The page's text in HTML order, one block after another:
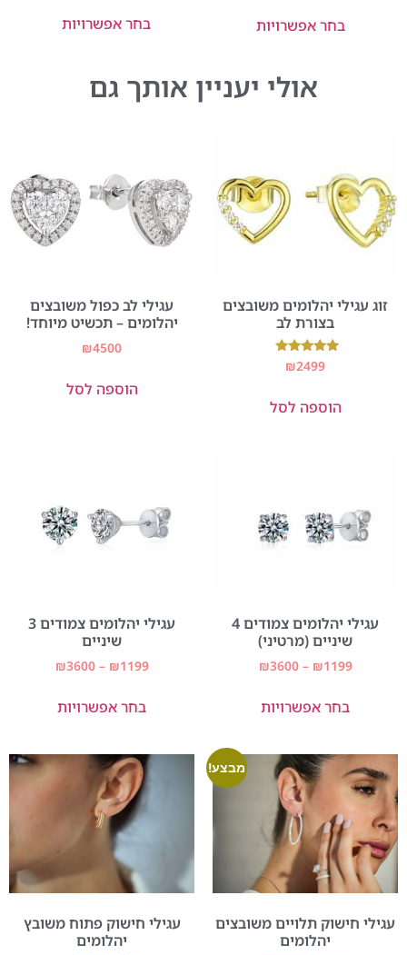
בחר אפשרויות בחר אפשרויות
אולי יעניין אותך גם
זוג עגילי יהלומים משובצים
בצורת לב
דורג
5.00
₪2499
הוספה לסל
עגילי לב כפול משובצים
יהלומים – תכשיט מיוחד!
₪4500
הוספה לסל
עגילי יהלומים צמודים 4
שיניים (מרטיני)
₪1199
–
₪3600
בחר אפשרויות
עגילי יהלומים צמודים 3
שיניים
₪1199
–
₪3600
בחר אפשרויות
מבצע!
עגילי חישוק תלויים משובצים
יהלומים
עגילי חישוק פתוח משובץ
יהלומים